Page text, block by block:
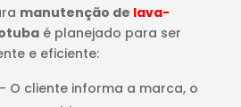
manutenção de lava-
é planejado para ser
e eficiente:
O cliente informa a marca, o